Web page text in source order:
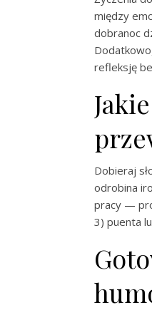
między
dobranoc
refleksję
Dobieraj
odrobina
pracy —
3) puenta